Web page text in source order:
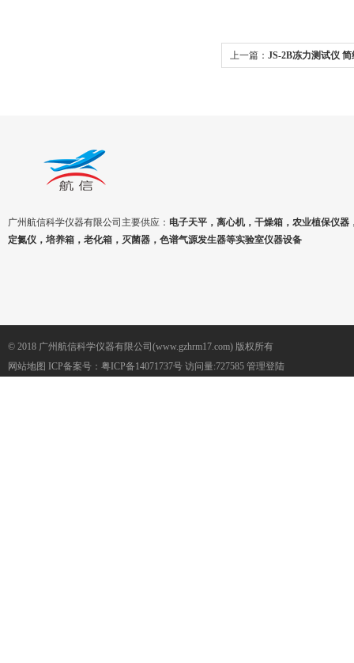
上一篇： JS-2B冻力测试仪
广州航信科学仪器有限公司主要供应： 电子天平，离心机，干燥箱，农业植保仪器
定氮仪，培养箱，老化箱，灭菌器，色谱气源发生器等实验室仪器设备
© 2018 广州航信科学仪器有限公司(www.gzhrm17.com) 版权所有
网站地图 ICP备案号： 粤ICP备14071737号 访问量:727585 管理登陆